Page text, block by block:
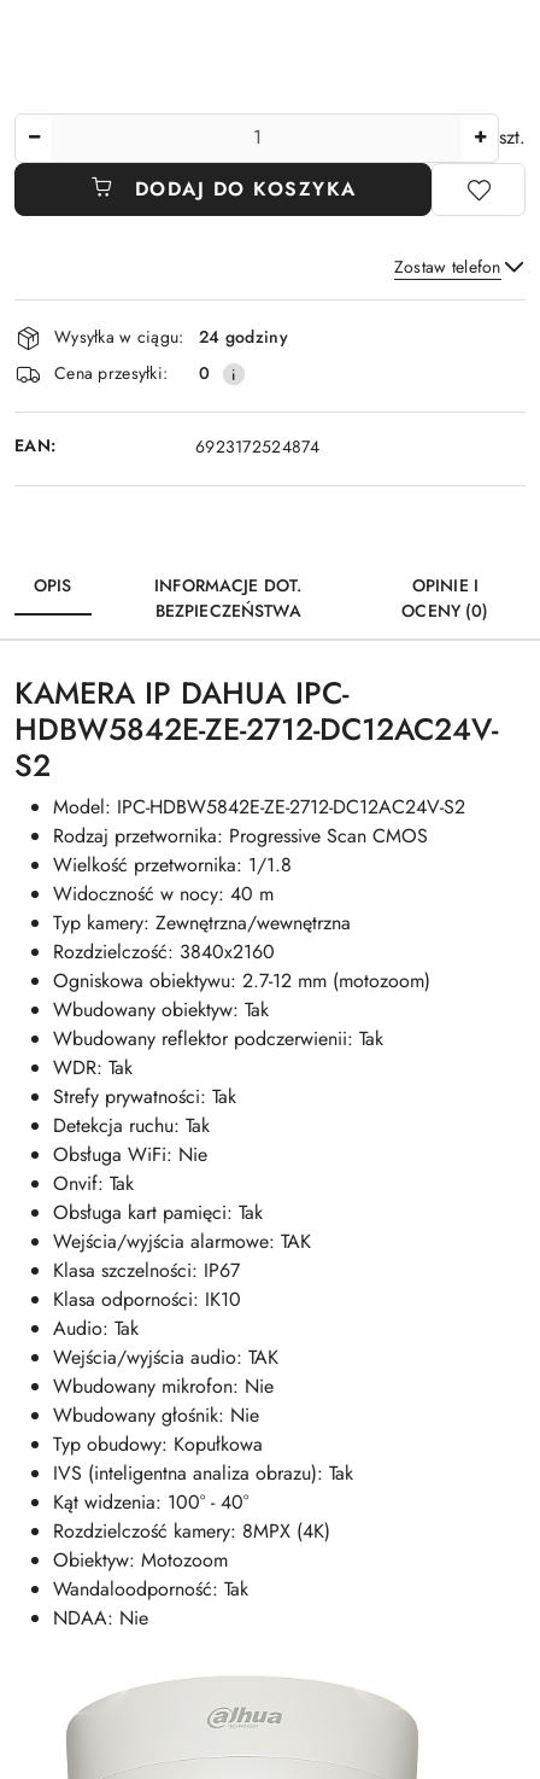
szt.
DODAJ DO KOSZYKA
Zostaw telefon
Wyślij
Dostępność
i
dostawa
Wysyłka w ciągu:
24 godziny
Cena przesyłki:
0
EAN: 6923172524874
OPIS
INFORMACJE DOT.
BEZPIECZEŃSTWA
OPINIE I
OCENY (0)
KAMERA IP DAHUA IPC-
HDBW5842E-ZE-2712-DC12AC24V-
S2
Model: IPC-HDBW5842E-ZE-2712-DC12AC24V-S2
Rodzaj przetwornika: Progressive Scan CMOS
Wielkość przetwornika: 1/1.8
Widoczność w nocy: 40 m
Typ kamery: Zewnętrzna/wewnętrzna
Rozdzielczość: 3840x2160
Ogniskowa obiektywu: 2.7-12 mm (motozoom)
Wbudowany obiektyw: Tak
Wbudowany reflektor podczerwienii: Tak
WDR: Tak
Strefy prywatności: Tak
Detekcja ruchu: Tak
Obsługa WiFi: Nie
Onvif: Tak
Obsługa kart pamięci: Tak
Wejścia/wyjścia alarmowe: TAK
Klasa szczelności: IP67
Klasa odporności: IK10
Audio: Tak
Wejścia/wyjścia audio: TAK
Wbudowany mikrofon: Nie
Wbudowany głośnik: Nie
Typ obudowy: Kopułkowa
IVS (inteligentna analiza obrazu): Tak
Kąt widzenia: 100° - 40°
Rozdzielczość kamery: 8MPX (4K)
Obiektyw: Motozoom
Wandaloodporność: Tak
NDAA: Nie